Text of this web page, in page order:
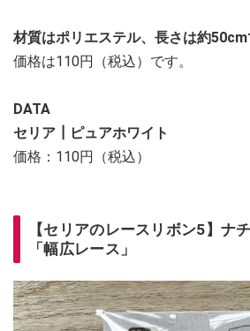
材質はポリエステル、長さは約50cm
価格は110円（税込）です。
DATA
セリア┃ピュアホワイト
価格：110円（税込）
【セリアのレースリボン5】ナ
「幅広レース」